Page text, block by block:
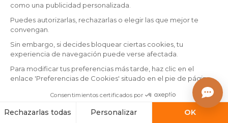
By Eminza